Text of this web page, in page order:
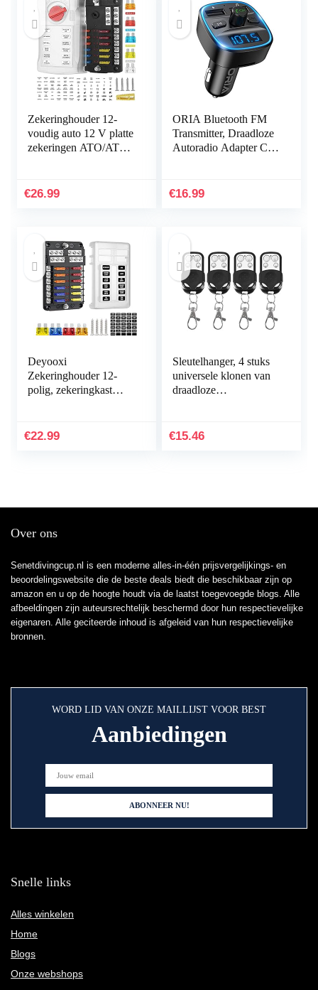
Zekeringhouder 12-
voudig auto 12 V platte
zekeringen ATO/ATC
met 5-25A…
€26.99
ORIA Bluetooth FM
Transmitter, Draadloze
Autoradio Adapter Car
USB Voor Auto…
€16.99
Deyooxi
Zekeringhouder 12-
polig, zekeringkast
Auto
€22.99
Sleutelhanger, 4 stuks
universele klonen van
draadloze
auto‘s, garagedeuren,
€15.46
Over ons
Senetdivingcup.nl is een moderne alles-in-één prijsvergelijkings- en
beoordelingswebsite die de beste deals biedt die beschikbaar zijn op
amazon en u op de hoogte houdt via de laatst toegevoegde blogs. Alle
afbeeldingen zijn auteursrechtelijk beschermd door hun respectievelijke
eigenaren. Alle geciteerde inhoud is afgeleid van hun respectievelijke
bronnen.
WORD LID VAN ONZE MAILLIJST VOOR BEST
Aanbiedingen
Snelle links
Alles winkelen
Home
Blogs
Onze webshops